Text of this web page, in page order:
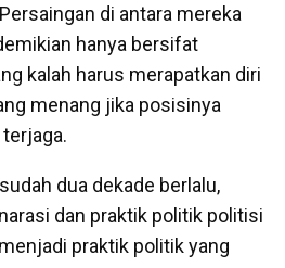
di antara mereka
hanya bersifat
kalah harus merapatkan diri
menang jika posisinya
dua dekade berlalu,
dan praktik politik politisi
praktik politik yang